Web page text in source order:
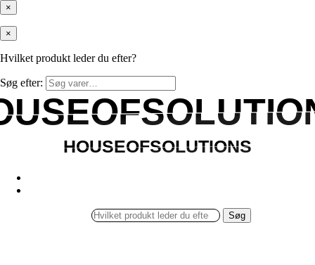
×
×
Hvilket produkt leder du efter?
Søg efter:
HOUSEOFSOLUTIONS
HOUSEOFSOLUTIONS
Søg